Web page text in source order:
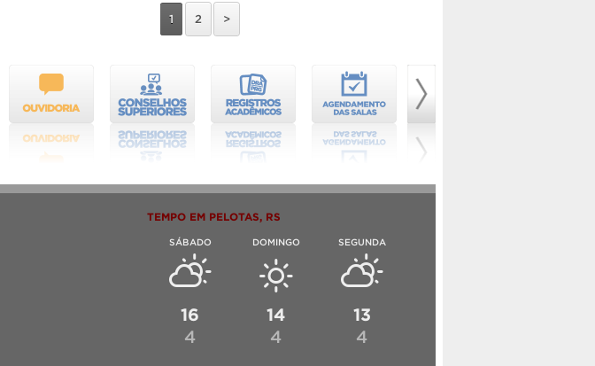
1
2 >
TEMPO EM PELOTAS, RS
SÁBADO
16
4
DOMINGO
14
4
SEGUNDA
13
4